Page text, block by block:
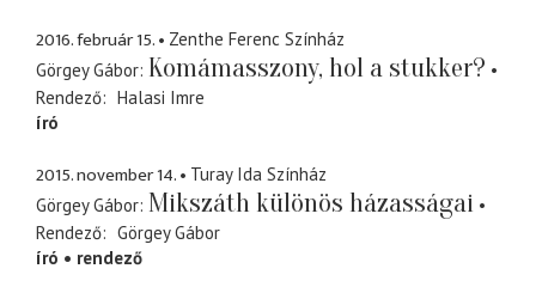
2016. február 15.
Zenthe Ferenc Színház
Görgey Gábor Komámasszony, hol a stukker?
Rendező
Halasi Imre
író
2015. november 14.
Turay Ida Színház
Görgey Gábor Mikszáth különös házasságai
Rendező
Görgey Gábor
író
rendező